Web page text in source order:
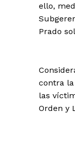
ello,
Prado
contra
las
Orden y